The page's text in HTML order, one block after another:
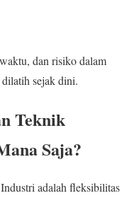
dan risiko dalam
sejak dini.
Teknik
Saja?
adalah fleksibilitas